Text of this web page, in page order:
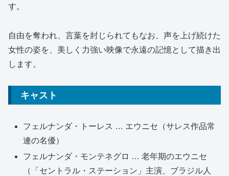
す。
自由を奪われ、言葉を封じられてもなお、声を上げ続けた
女性の姿を、美しく力強い映像で永遠の記憶として描き出
します。
キャスト
フェルナンダ・トーレス … エウニセ（サレス作品常
連の名優）
フェルナンダ・モンテネグロ … 老年期のエウニセ
（「セントラル・ステーション」主演、ブラジル人